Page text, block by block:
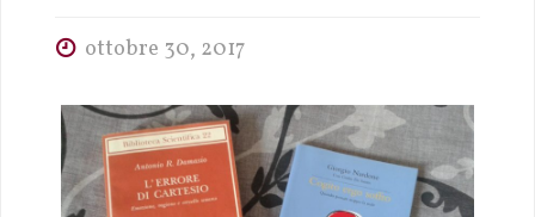
ottobre 30, 2017